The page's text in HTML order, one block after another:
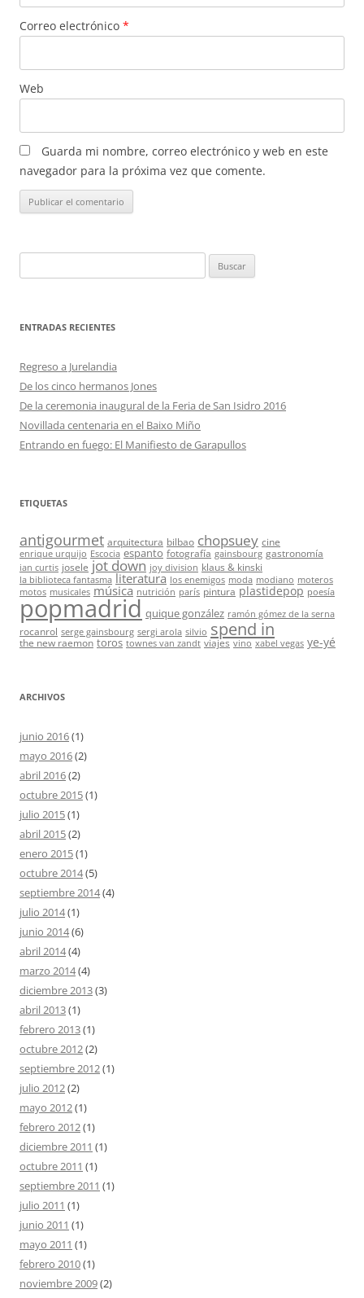
Correo electrónico *
Web
Guarda mi nombre, correo electrónico y web en este
navegador para la próxima vez que comente.
ENTRADAS RECIENTES
Regreso a Jurelandia
De los cinco hermanos Jones
De la ceremonia inaugural de la Feria de San Isidro 2016
Novillada centenaria en el Baixo Miño
Entrando en fuego: El Manifiesto de Garapullos
ETIQUETAS
antigourmet arquitectura bilbao chopsuey cine
enrique urquijo Escocia espanto fotografía gainsbourg gastronomía
ian curtis josele jot down joy division klaus & kinski
la biblioteca fantasma literatura los enemigos moda modiano moteros
motos musicales música nutrición parís pintura plastidepop poesía
popmadrid quique gonzález ramón gómez de la serna
rocanrol serge gainsbourg sergi arola silvio spend in
the new raemon toros townes van zandt viajes vino xabel vegas ye-yé
ARCHIVOS
junio 2016(1)
mayo 2016(2)
abril 2016(2)
octubre 2015(1)
julio 2015(1)
abril 2015(2)
enero 2015(1)
octubre 2014(5)
septiembre 2014(4)
julio 2014(1)
junio 2014(6)
abril 2014(4)
marzo 2014(4)
diciembre 2013(3)
abril 2013(1)
febrero 2013(1)
octubre 2012(2)
septiembre 2012(1)
julio 2012(2)
mayo 2012(1)
febrero 2012(1)
diciembre 2011 (1)
octubre 2011 (1)
septiembre 2011 (1)
julio 2011 (1)
junio 2011 (1)
mayo 2011 (1)
febrero 2010(1)
noviembre 2009(2)